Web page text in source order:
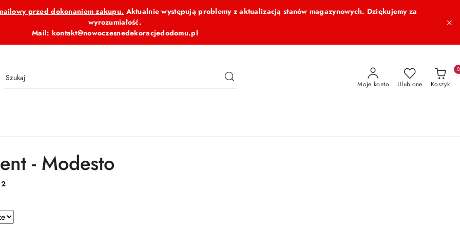
przed dokonaniem zakupu. Aktualnie występują problemy z aktualizacją stanów magazynowych. Dziękujemy za
wyrozumiałość.
Mail: kontakt@nowoczesnedekoracjedodomu.pl
Moje konto Ulubione Koszyk
0
- Modesto
2